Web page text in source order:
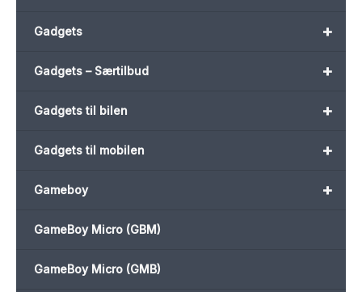
+
Gadgets
+
Gadgets – Særtilbud
+
Gadgets til bilen
+
Gadgets til mobilen
+
Gameboy
GameBoy Micro (GBM)
GameBoy Micro (GMB)